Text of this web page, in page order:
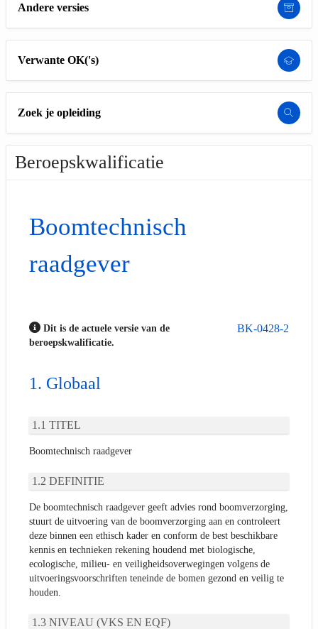
Andere versies
Verwante OK('s)
Zoek je opleiding
Beroepskwalificatie
Boomtechnisch
raadgever
BK-0428-2
Dit is de actuele versie van de
beroepskwalificatie.
Globaal
TITEL
Boomtechnisch raadgever
DEFINITIE
De boomtechnisch raadgever geeft advies rond boomverzorging,
stuurt de uitvoering van de boomverzorging aan en controleert
deze binnen een ethisch kader en conform de best beschikbare
kennis en technieken rekening houdend met biologische,
ecologische, milieu- en veiligheidsoverwegingen volgens de
uitvoeringsvoorschriften teneinde de bomen gezond en veilig te
houden.
NIVEAU (VKS EN EQF)